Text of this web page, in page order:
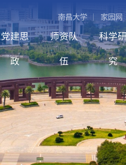
南昌大学 家园网
党建思
政
师资队
伍
科学
究